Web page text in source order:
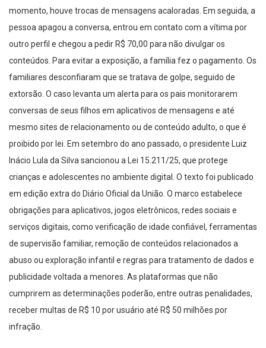
momento, houve trocas de mensagens acaloradas. Em seguida, a
pessoa apagou a conversa, entrou em contato com a vítima por
outro perfil e chegou a pedir R$ 70,00 para não divulgar os
conteúdos. Para evitar a exposição, a família fez o pagamento. Os
familiares desconfiaram que se tratava de golpe, seguido de
extorsão. O caso levanta um alerta para os pais monitorarem
conversas de seus filhos em aplicativos de mensagens e até
mesmo sites de relacionamento ou de conteúdo adulto, o que é
proibido por lei. Em setembro do ano passado, o presidente Luiz
Inácio Lula da Silva sancionou a Lei 15.211/25, que protege
crianças e adolescentes no ambiente digital. O texto foi publicado
em edição extra do Diário Oficial da União. O marco estabelece
obrigações para aplicativos, jogos eletrônicos, redes sociais e
serviços digitais, como verificação de idade confiável, ferramentas
de supervisão familiar, remoção de conteúdos relacionados a
abuso ou exploração infantil e regras para tratamento de dados e
publicidade voltada a menores. As plataformas que não
cumprirem as determinações poderão, entre outras penalidades,
receber multas de R$ 10 por usuário até R$ 50 milhões por
infração.